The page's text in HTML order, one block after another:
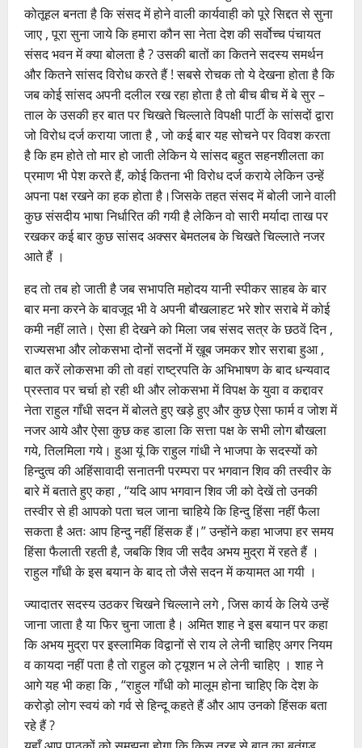
कोतूहल बनता है कि संसद में होने वाली कार्यवाही को पूरे सिद्दत से सुना
जाए , पूरा सुना जाये कि हमारा कौन सा नेता देश की सर्वोच्च पंचायत
संसद भवन में क्या बोलता है ? उसकी बातों का कितने सदस्य समर्थन
और कितने सांसद विरोध करते हैं ! सबसे रोचक तो ये देखना होता है कि
जब कोई सांसद अपनी दलील रख रहा होता है तो बीच बीच में बे सुर –
ताल के उसकी हर बात पर चिखते चिल्लाते विपक्षी पार्टी के सांसदों द्वारा
जो विरोध दर्ज कराया जाता है , जो कई बार यह सोचने पर विवश करता
है कि हम होते तो मार हो जाती लेकिन ये सांसद बहुत सहनशीलता का
प्रमाण भी पेश करते हैं, कोई कितना भी विरोध दर्ज कराये लेकिन उन्हें
अपना पक्ष रखने का हक होता है।जिसके तहत संसद में बोली जाने वाली
कुछ संसदीय भाषा निर्धारित की गयी है लेकिन वो सारी मर्यादा ताख पर
रखकर कई बार कुछ सांसद अक्सर बेमतलब के चिखते चिल्लाते नजर
आते हैं ।
हद तो तब हो जाती है जब सभापति महोदय यानी स्पीकर साहब के बार
बार मना करने के बावजूद भी वे अपनी बौखलाहट भरे शोर सराबे में कोई
कमी नहीं लाते। ऐसा ही देखने को मिला जब संसद सत्र के छठवें दिन ,
राज्यसभा और लोकसभा दोनों सदनों में ख़ूब जमकर शोर सराबा हुआ ,
बात करें लोकसभा की तो वहां राष्ट्रपति के अभिभाषण के बाद धन्यवाद
प्रस्ताव पर चर्चा हो रही थी और लोकसभा में विपक्ष के युवा व कद्दावर
नेता राहुल गाँधी सदन में बोलते हुए खड़े हुए और कुछ ऐसा फार्म व जोश में
नजर आये और ऐसा कुछ कह डाला कि सत्ता पक्ष के सभी लोग बौखला
गये, तिलमिला गये। हुआ यूं कि राहुल गांधी ने भाजपा के सदस्यों को
हिन्दुत्व की अहिंसावादी सनातनी परम्परा पर भगवान शिव की तस्वीर के
बारे में बताते हुए कहा , “यदि आप भगवान शिव जी को देखें तो उनकी
तस्वीर से ही आपको पता चल जाना चाहिये कि हिन्दु हिंसा नहीं फैला
सकता है अतः आप हिन्दु नहीं हिंसक हैं।” उन्होंने कहा भाजपा हर समय
हिंसा फैलाती रहती है, जबकि शिव जी सदैव अभय मुद्रा में रहते हैं ।
राहुल गाँधी के इस बयान के बाद तो जैसे सदन में कयामत आ गयी ।
ज्यादातर सदस्य उठकर चिखने चिल्लाने लगे , जिस कार्य के लिये उन्हें
जाना जाता है या फिर चुना जाता है। अमित शाह ने इस बयान पर कहा
कि अभय मुद्रा पर इस्लामिक विद्वानों से राय ले लेनी चाहिए अगर नियम
व कायदा नहीं पता है तो राहुल को ट्यूशन भ ले लेनी चाहिए । शाह ने
आगे यह भी कहा कि , “राहुल गाँधी को मालूम होना चाहिए कि देश के
करोड़ो लोग स्वयं को गर्व से हिन्दू कहते हैं और आप उनको हिंसक बता
रहे हैं ?